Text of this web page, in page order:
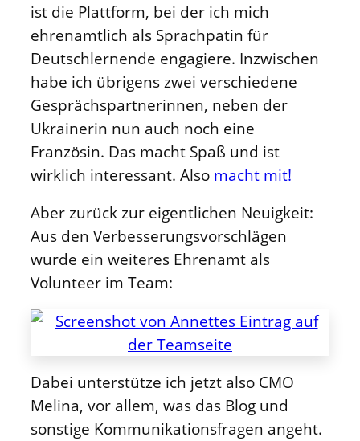
ist die Plattform, bei der ich mich
ehrenamtlich als Sprachpatin für
Deutschlernende engagiere. Inzwischen
habe ich übrigens zwei verschiedene
Gesprächspartnerinnen, neben der
Ukrainerin nun auch noch eine
Französin. Das macht Spaß und ist
wirklich interessant. Also macht mit!
Aber zurück zur eigentlichen Neuigkeit:
Aus den Verbesserungsvorschlägen
wurde ein weiteres Ehrenamt als
Volunteer im Team:
Dabei unterstütze ich jetzt also CMO
Melina, vor allem, was das Blog und
sonstige Kommunikationsfragen angeht.